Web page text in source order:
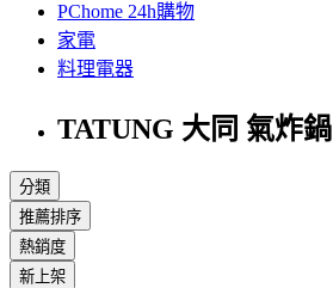
PChome 24h購物
家電
料理電器
TATUNG 大同 氣炸鍋
分類
推薦排序
熱銷度
新上架